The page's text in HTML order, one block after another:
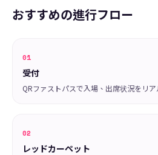
おすすめの進行フロー
01
受付
QRファストパスで入場、出席状況をリア
02
レッドカーペット